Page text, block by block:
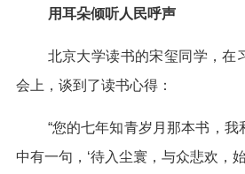
用耳朵倾听人民呼声
北京大学读书的宋玺同学，在
会上，谈到了读书心得：
“您的七年知青岁月那本书，
中有一句，‘待入尘寰，与众悲欢，